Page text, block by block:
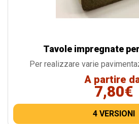
Tavole impregnate
Per realizzare varie
A partire
7,80€
4 VERSIONI